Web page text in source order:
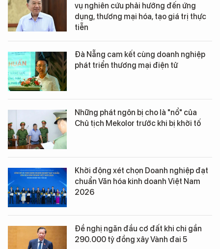
vụ nghiên cứu phải hướng đến ứng
dụng, thương mại hóa, tạo giá trị thực
tiễn
Đà Nẵng cam kết cùng doanh nghiệp
phát triển thương mại điện tử
Những phát ngôn bị cho là "nổ" của
Chủ tịch Mekolor trước khi bị khởi tố
Khởi động xét chọn Doanh nghiệp đạt
chuẩn Văn hóa kinh doanh Việt Nam
2026
Đề nghị ngăn đầu cơ đất khi chi gần
290.000 tỷ đồng xây Vành đai 5